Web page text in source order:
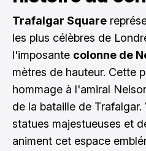
Trafalgar Square
les plus célèbres de
l'imposante colonne de
mètres de hauteur. Cette
hommage à l'amiral
de la bataille de
statues majestueuses et
animent cet espace